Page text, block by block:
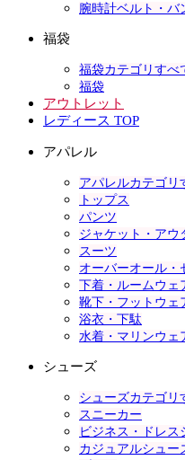
腕時計ベルト・バ
福袋
福袋カテゴリすべ
福袋
アウトレット
レディース TOP
アパレル
アパレルカテゴリ
トップス
パンツ
ジャケット・アウ
スーツ
オーバーオール・
下着・ルームウェ
靴下・フットウェ
浴衣・下駄
水着・マリンウェ
シューズ
シューズカテゴリ
スニーカー
ビジネス・ドレス
カジュアルシュー